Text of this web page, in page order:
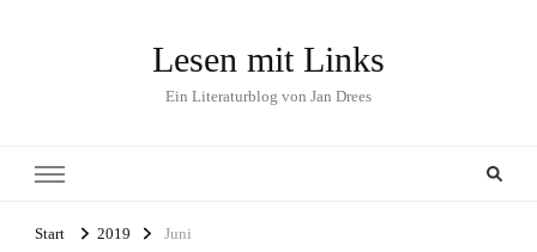
Lesen mit Links
Ein Literaturblog von Jan Drees
Start 2019 Juni